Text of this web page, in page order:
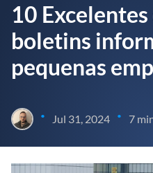
10
boletins
pequenas
• Jul 31, 2024 • 7